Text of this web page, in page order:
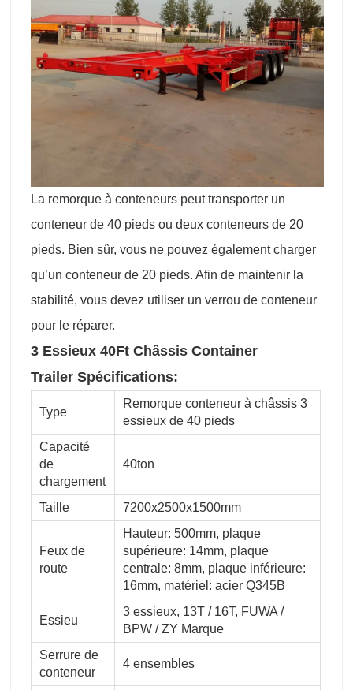
La remorque à conteneurs peut transporter un
conteneur de 40 pieds ou deux conteneurs de 20
pieds. Bien sûr, vous ne pouvez également charger
qu’un conteneur de 20 pieds. Afin de maintenir la
stabilité, vous devez utiliser un verrou de conteneur
pour le réparer.
3 Essieux 40Ft Châssis Container
Trailer Spécifications:
Type
Remorque conteneur à châssis 3
essieux de 40 pieds
Capacité
de
chargement
40ton
Taille 7200x2500x1500mm
Feux de
route
Hauteur: 500mm, plaque
supérieure: 14mm, plaque
centrale: 8mm, plaque inférieure:
16mm, matériel: acier Q345B
Essieu
3 essieux, 13T / 16T, FUWA /
BPW / ZY Marque
Serrure de
conteneur
4 ensembles